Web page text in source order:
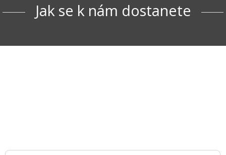
Jak se k nám dostanete